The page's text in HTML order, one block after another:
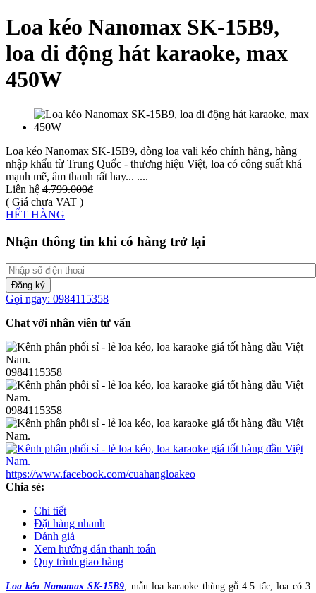
Loa kéo Nanomax SK-15B9,
loa di động hát karaoke, max
450W
Loa kéo Nanomax SK-15B9, dòng loa vali kéo chính hãng, hàng
nhập khẩu từ Trung Quốc - thương hiệu Việt, loa có công suất khá
mạnh mẽ, âm thanh rất hay... ....
Liên hệ 4.799.000₫
( Giá chưa VAT )
HẾT HÀNG
Nhận thông tin khi có hàng trở lại
Đăng ký
Gọi ngay: 0984115358
Chat với nhân viên tư vấn
0984115358
0984115358
https://www.facebook.com/cuahangloakeo
Chia sẻ:
Chi tiết
Đặt hàng nhanh
Đánh giá
Xem hướng dẫn thanh toán
Quy trình giao hàng
Loa kéo Nanomax SK-15B9, mẫu loa karaoke thùng gỗ 4.5 tấc, loa có 3